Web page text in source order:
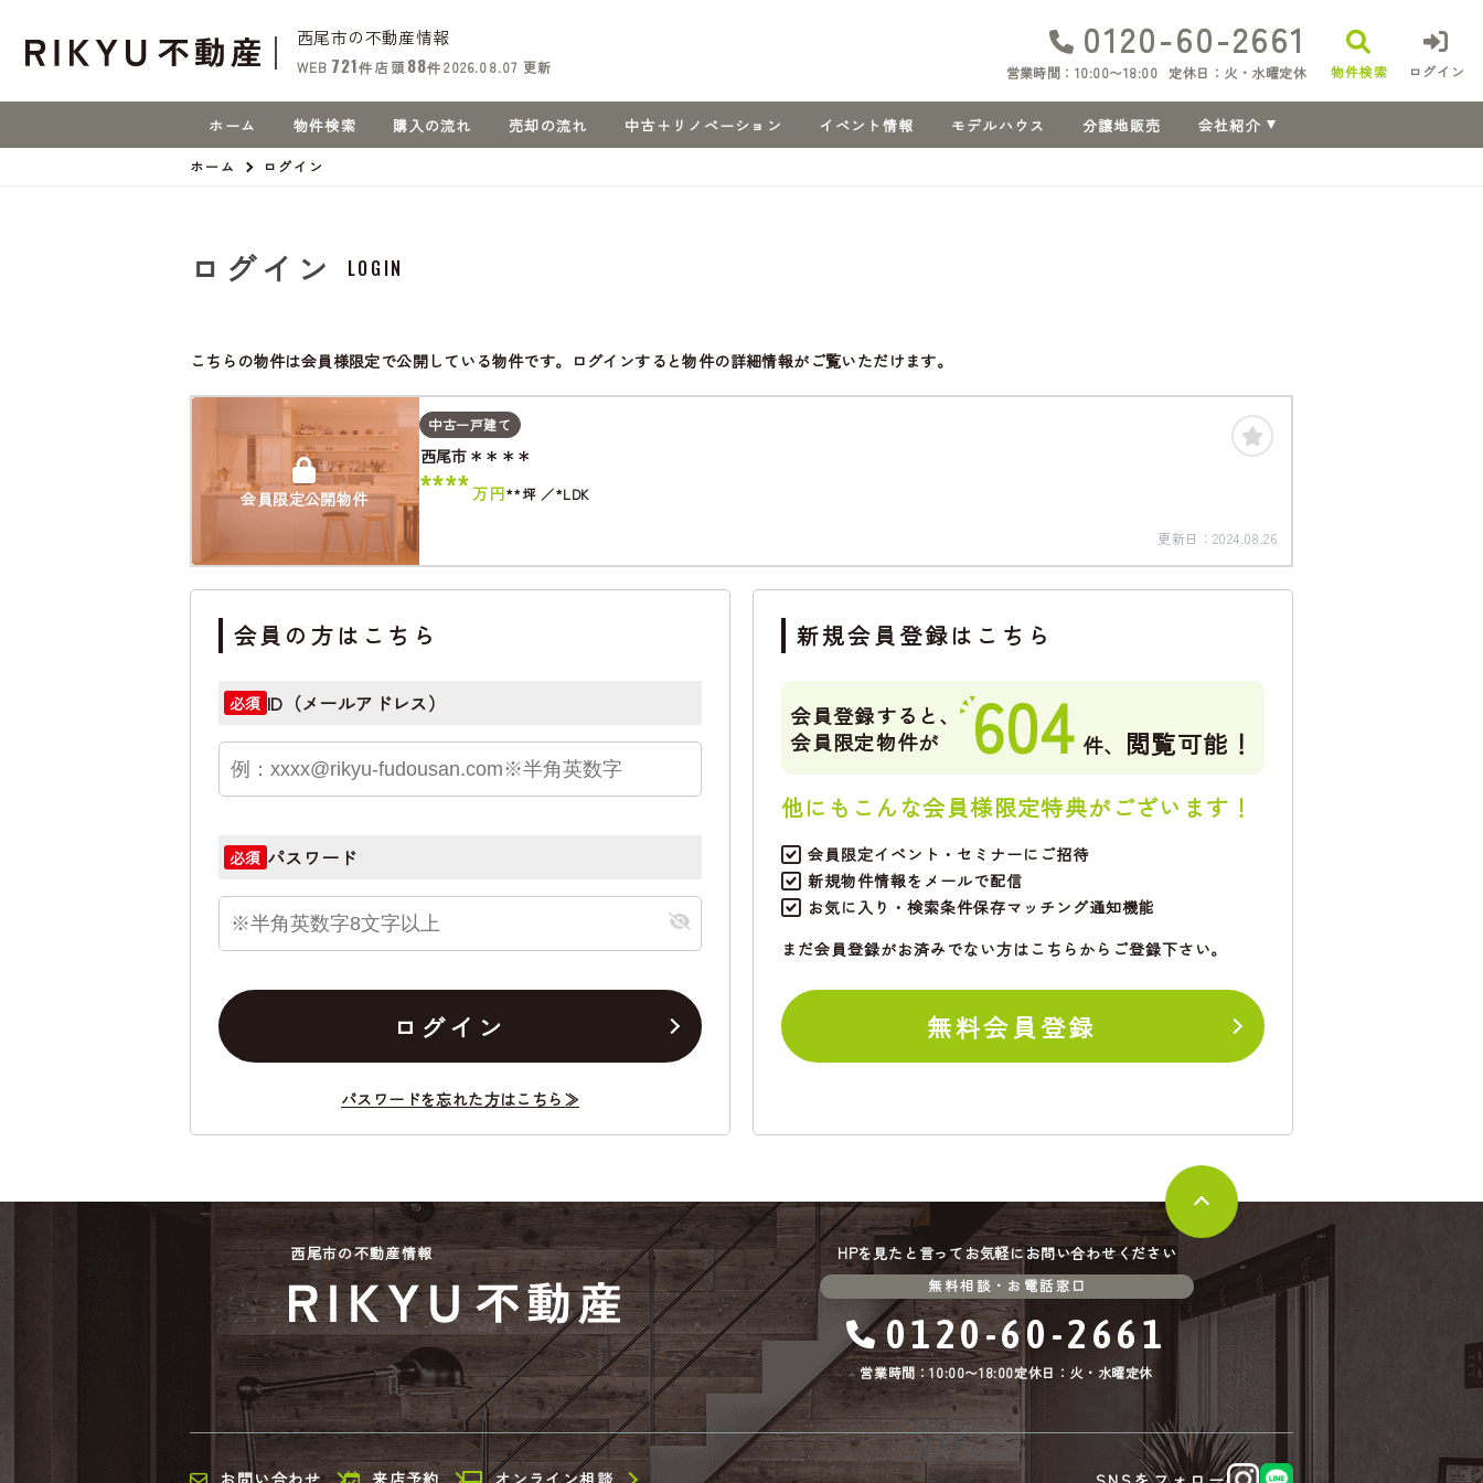
西尾市の不動産情報
WEB 721件 店頭 88件 2026.08.07 更新
0120-60-2661
営業時間：10:00〜18:00 定休日：火・水曜定休 物件検索 ログイン
ホーム 物件検索 購入の流れ 売却の流れ 中古＋リノベーション イベント情報 モデルハウス 分譲地販売 会社紹介
ホーム ログイン
ログイン LOGIN
こちらの物件は会員様限定で公開している物件です。ログインすると物件の詳細情報がご覧いただけます。
会員限定公開物件
中古一戸建て
西尾市＊＊＊＊
****万円**坪 *LDK
更新日： 2024.08.26
会員の方はこちら
必須 ID（メールアドレス）
必須 パスワード
ログイン
パスワードを忘れた方はこちら≫
新規会員登録はこちら
会員登録すると、
会員限定物件が
604 件、 閲覧可能！
他にもこんな会員様限定特典がございます！
会員限定イベント・セミナーにご招待
新規物件情報をメールで配信
お気に入り・検索条件保存マッチング通知機能
まだ会員登録がお済みでない方はこちらからご登録下さい。
無料会員登録
西尾市の不動産情報 HPを見たと言ってお気軽にお問い合わせください
無料相談・お電話窓口
0120-60-2661
営業時間：10:00〜18:00定休日：火・水曜定休
お問い合わせ 来店予約 オンライン相談